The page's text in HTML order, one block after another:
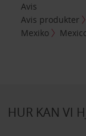
Avis
Avis produkter
Mexiko
HUR KAN VI